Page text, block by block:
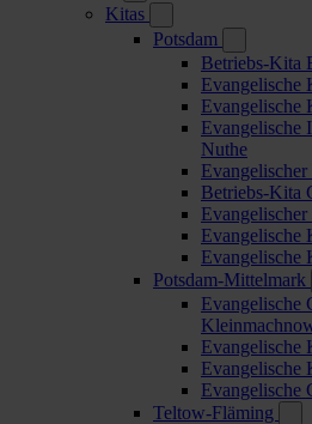
Kitas
Potsdam
Betriebs-Kita
Evangelische
Evangelische
Evangelische
Nuthe
Betriebs-Kita
Evangelische
Evangelische
Potsdam-Mittelmark
Evangelische
Evangelische
Evangelische
Evangelische
Teltow-Fläming